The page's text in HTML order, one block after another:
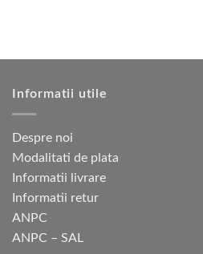
Informatii utile
Despre noi
Modalitati de plata
Informatii livrare
Informatii retur
ANPC
ANPC – SAL